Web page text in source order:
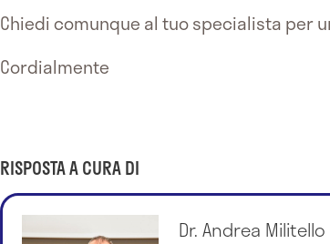
Chiedi comunque al tuo specialista per
Cordialmente
RISPOSTA A CURA DI
Dr. Andrea Militello